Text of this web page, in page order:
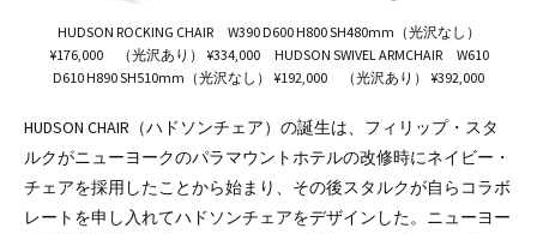
HUDSON ROCKING CHAIR W390 D600 H800 SH480mm（光沢なし）
¥176,000 （光沢あり） ¥334,000 HUDSON SWIVEL ARMCHAIR W610
D610 H890 SH510mm（光沢なし） ¥192,000 （光沢あり） ¥392,000
HUDSON CHAIR（ハドソンチェア）の誕生は、フィリップ・スタ
ルクがニューヨークのパラマウントホテルの改修時にネイビー・
チェアを採用したことから始まり、その後スタルクが自らコラボ
レートを申し入れてハドソンチェアをデザインした。ニューヨー